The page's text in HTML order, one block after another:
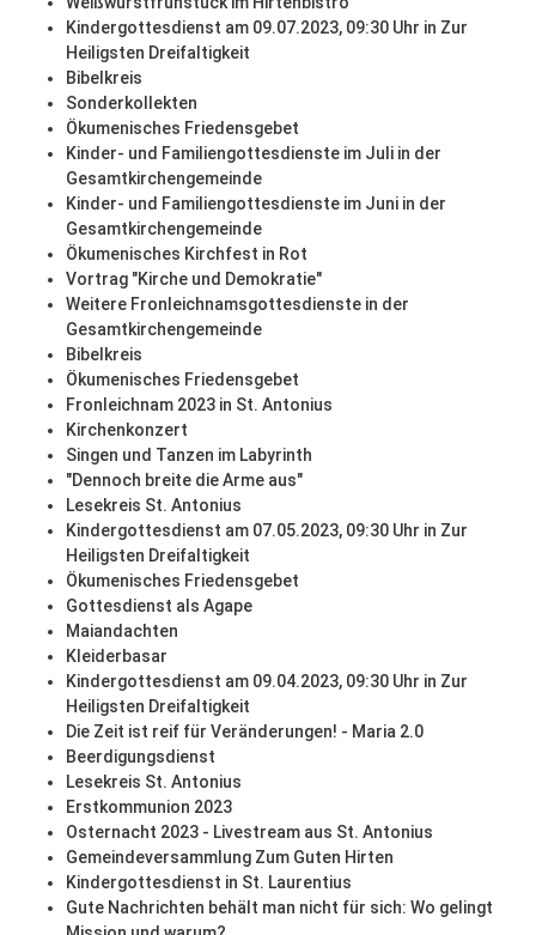
Kindergottesdienst am 09.07.2023, 09:30 Uhr in Zur
Heiligsten Dreifaltigkeit
Bibelkreis
Sonderkollekten
Ökumenisches Friedensgebet
Kinder- und Familiengottesdienste im Juli in der
Gesamtkirchengemeinde
Kinder- und Familiengottesdienste im Juni in der
Gesamtkirchengemeinde
Ökumenisches Kirchfest in Rot
Vortrag "Kirche und Demokratie"
Weitere Fronleichnamsgottesdienste in der
Gesamtkirchengemeinde
Bibelkreis
Ökumenisches Friedensgebet
Fronleichnam 2023 in St. Antonius
Kirchenkonzert
Singen und Tanzen im Labyrinth
"Dennoch breite die Arme aus"
Lesekreis St. Antonius
Kindergottesdienst am 07.05.2023, 09:30 Uhr in Zur
Heiligsten Dreifaltigkeit
Ökumenisches Friedensgebet
Gottesdienst als Agape
Maiandachten
Kleiderbasar
Kindergottesdienst am 09.04.2023, 09:30 Uhr in Zur
Heiligsten Dreifaltigkeit
Die Zeit ist reif für Veränderungen! - Maria 2.0
Beerdigungsdienst
Lesekreis St. Antonius
Erstkommunion 2023
Osternacht 2023 - Livestream aus St. Antonius
Gemeindeversammlung Zum Guten Hirten
Kindergottesdienst in St. Laurentius
Gute Nachrichten behält man nicht für sich: Wo gelingt